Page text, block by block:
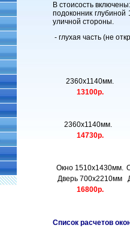
В стоисость
подоконник
уличной стороны.
- глухая часть (не
2360х1140мм.
13100р.
2360х1140мм.
14730р.
Окно 1510х1430мм.
Дверь 700х2210мм
16800р.
Список расчетов